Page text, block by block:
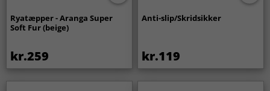
Ryatæpper - Aranga Super
Soft Fur (beige)
kr.259
Anti-slip/Skridsikker
kr.119